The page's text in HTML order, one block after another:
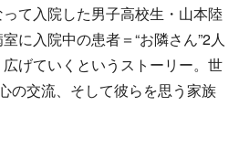
て入院した男子高校生・山本陸
に入院中の患者＝“お隣さん”2人
げていくというストーリー。世
の交流、そして彼らを思う家族